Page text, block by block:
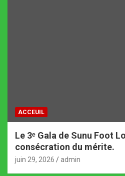
ACCEUIL
Le 3ᵉ Gala de Sunu Foot
consécration du mérite.
juin 29, 2026 admin